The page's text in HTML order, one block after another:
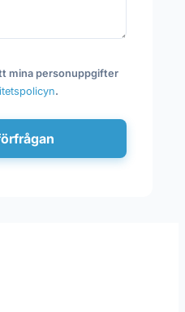
mina personuppgifter
.